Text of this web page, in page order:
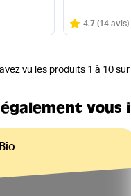
Note
4.7 sur 5
(14 avis)
vu les produits 1 à 10 sur
vous